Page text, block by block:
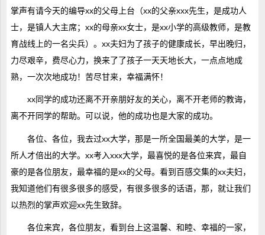
掌声有请今天的编导xx的父母上台（xx的父亲xxx先生，是成功人
士，是镇人大主席；xx的母亲xx女士，是xx小学的高级教师，是教
育战线上的一名尖兵）。xx夫妇为了孩子的健康成长，早出晚归，
力尽艰辛，费尽心力，换来了了孩子一天天地长大，一点点地成
熟，一次次地成功！苦尽甘来，幸福满怀！
xx同学的成功还离不开亲朋好友的关心，离不开老师的教诲，
离不开同学的帮助。可以说，他的成功也是大家的成功。
各位、各位，我去过xx大学，那是一所全国最美的大学，是一
所人才倍出的大学。xx考入xxx大学，最喜悦的是各位来宾，最自
豪的是各位朋友，最幸福的是xx的父母。看到百感交集的xx夫妇，
我知道他们有很多很多的感受，有很多很多的话语，那，就让我们
以热烈的掌声欢迎xx先生致辞。
各位来宾，各位朋友，看到台上这温馨、和睦、幸福的一家，